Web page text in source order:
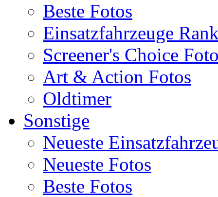
Beste Fotos
Einsatzfahrzeuge
Screener's Choice
Art & Action Fotos
Oldtimer
Sonstige
Neueste
Neueste Fotos
Beste Fotos